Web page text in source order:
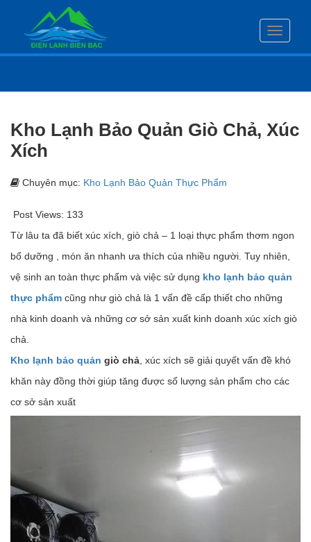
Toggle
Kho Lạnh Bảo Quản Giò Chả, Xúc
Xích
Chuyên mục: Kho Lạnh Bảo Quản Thực Phẩm
Post Views: 133
Từ lâu ta đã biết xúc xích, giò chả – 1 loại thực phẩm thơm ngon
bổ dưỡng , món ăn nhanh ưa thích của nhiều người. Tuy nhiên,
vệ sinh an toàn thực phẩm và việc sử dụng kho lạnh bảo quản
thực phẩm cũng như giò chả là 1 vấn đề cấp thiết cho những
nhà kinh doanh và những cơ sở sản xuất kinh doanh xúc xích giò
chả.
Kho lạnh bảo quản giò chả , xúc xích sẽ giải quyết vấn đề khó
khăn này đồng thời giúp tăng được số lượng sản phẩm cho các
cơ sở sản xuất